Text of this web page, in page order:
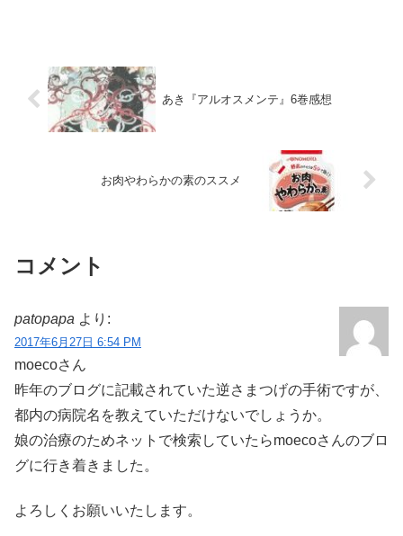
あき『アルオスメンテ』6巻感想
お肉やわらかの素のススメ
コメント
patopapa より:
2017年6月27日 6:54 PM
moecoさん
昨年のブログに記載されていた逆さまつげの手術ですが、
都内の病院名を教えていただけないでしょうか。
娘の治療のためネットで検索していたらmoecoさんのブロ
グに行き着きました。
よろしくお願いいたします。